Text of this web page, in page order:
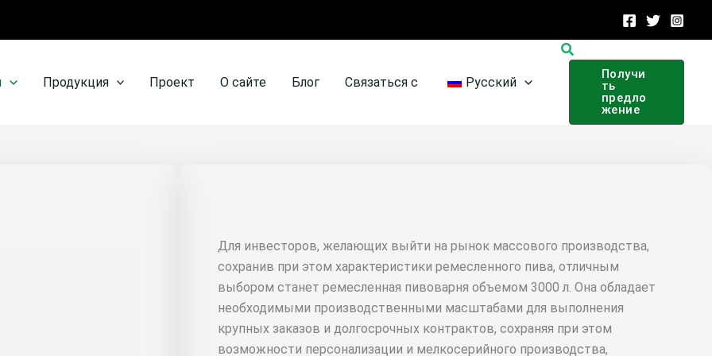
Продукция Проект О сайте Блог Связаться с Русский
Поиск
Получи
ть
предло
жение
Для инвесторов, желающих выйти на рынок массового производства,
сохранив при этом характеристики ремесленного пива, отличным
выбором станет ремесленная пивоварня объемом 3000 л. Она обладает
необходимыми производственными масштабами для выполнения
крупных заказов и долгосрочных контрактов, сохраняя при этом
возможности персонализации и мелкосерийного производства,